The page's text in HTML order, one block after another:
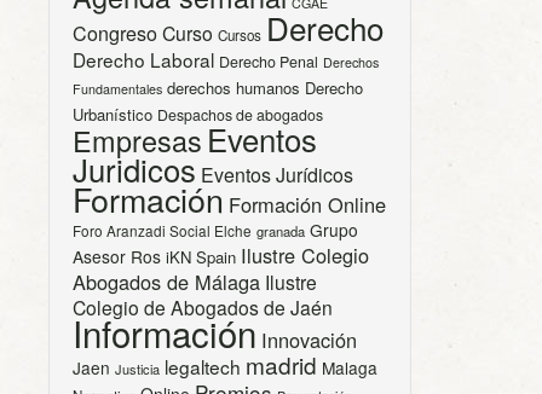
CongresoCurso Cursos Derecho
Derecho Laboral Derecho Penal Derechos
Fundamentales derechos humanos Derecho
Urbanístico Despachos de abogados
Empresas Eventos
Juridicos Eventos Jurídicos
Formación Formación Online
Foro Aranzadi Social Elche granada Grupo
Asesor Ros iKN Spain Ilustre Colegio
Abogados de Málaga Ilustre
Colegio de Abogados de Jaén
Información Innovación
Jaen Justicia legaltech madrid Malaga